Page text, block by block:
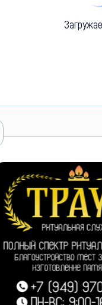
VIP размещение
Лучшие позиции для